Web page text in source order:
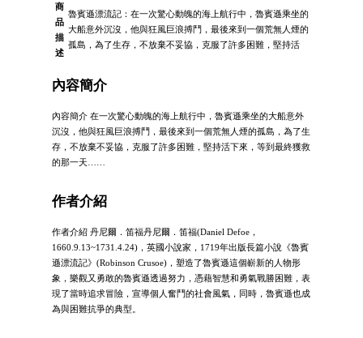
商
品
描
述
魯賓遜漂流記：在一次驚心動魄的海上航行中，魯賓遜乘坐的
大船意外沉沒，他與狂風巨浪搏鬥，最後來到一個荒無人煙的
孤島，為了生存，不放棄不妥協，克服了許多困難，堅持活
內容簡介
內容簡介 在一次驚心動魄的海上航行中，魯賓遜乘坐的大船意外
沉沒，他與狂風巨浪搏鬥，最後來到一個荒無人煙的孤島，為了生
存，不放棄不妥協，克服了許多困難，堅持活下來，等到最終獲救
的那一天……
作者介紹
作者介紹 丹尼爾．笛福丹尼爾．笛福(Daniel Defoe，
1660.9.13~1731.4.24)，英國小說家，1719年出版長篇小說《魯賓
遜漂流記》(Robinson Crusoe)，塑造了魯賓遜這個嶄新的人物形
象，樂觀又勇敢的魯賓遜透過努力，憑藉智慧和勇氣戰勝困難，表
現了當時追求冒險，宣導個人奮鬥的社會風氣，同時，魯賓遜也成
為與困難抗爭的典型。